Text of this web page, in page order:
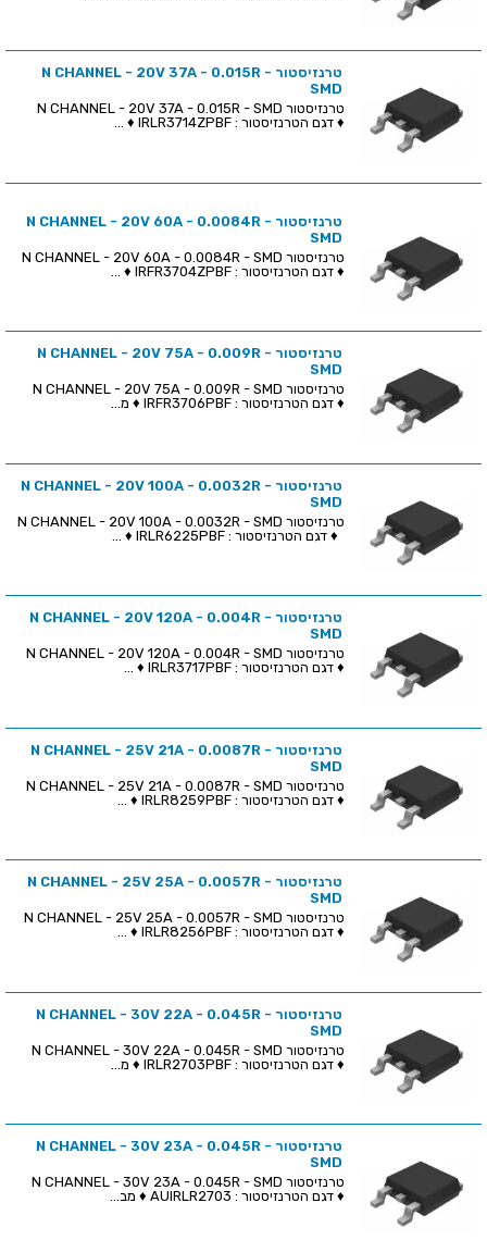
טרנזיסטור N CHANNEL - 20V 37A - 0.015R -
SMD
♦ דגם הטרנזיסטור : IRLR3714ZPBF ♦ ...
טרנזיסטור N CHANNEL - 20V 60A - 0.0084R -
SMD
♦ דגם הטרנזיסטור : IRFR3704ZPBF ♦ ...
טרנזיסטור N CHANNEL - 20V 75A - 0.009R -
SMD
♦ דגם הטרנזיסטור : IRFR3706PBF ♦ מ...
טרנזיסטור N CHANNEL - 20V 100A - 0.0032R -
SMD
טרנזיסטור N CHANNEL - 20V 100A - 0.0032R - SMD
♦ דגם הטרנזיסטור : IRLR6225PBF ♦ ...
טרנזיסטור N CHANNEL - 20V 120A - 0.004R -
SMD
♦ דגם הטרנזיסטור : IRLR3717PBF ♦ ...
טרנזיסטור N CHANNEL - 25V 21A - 0.0087R -
SMD
♦ דגם הטרנזיסטור : IRLR8259PBF ♦ ...
טרנזיסטור N CHANNEL - 25V 25A - 0.0057R -
SMD
♦ דגם הטרנזיסטור : IRLR8256PBF ♦ ...
טרנזיסטור N CHANNEL - 30V 22A - 0.045R -
SMD
♦ דגם הטרנזיסטור : IRLR2703PBF ♦ מ...
טרנזיסטור N CHANNEL - 30V 23A - 0.045R -
SMD
♦ דגם הטרנזיסטור : AUIRLR2703 ♦ מב...